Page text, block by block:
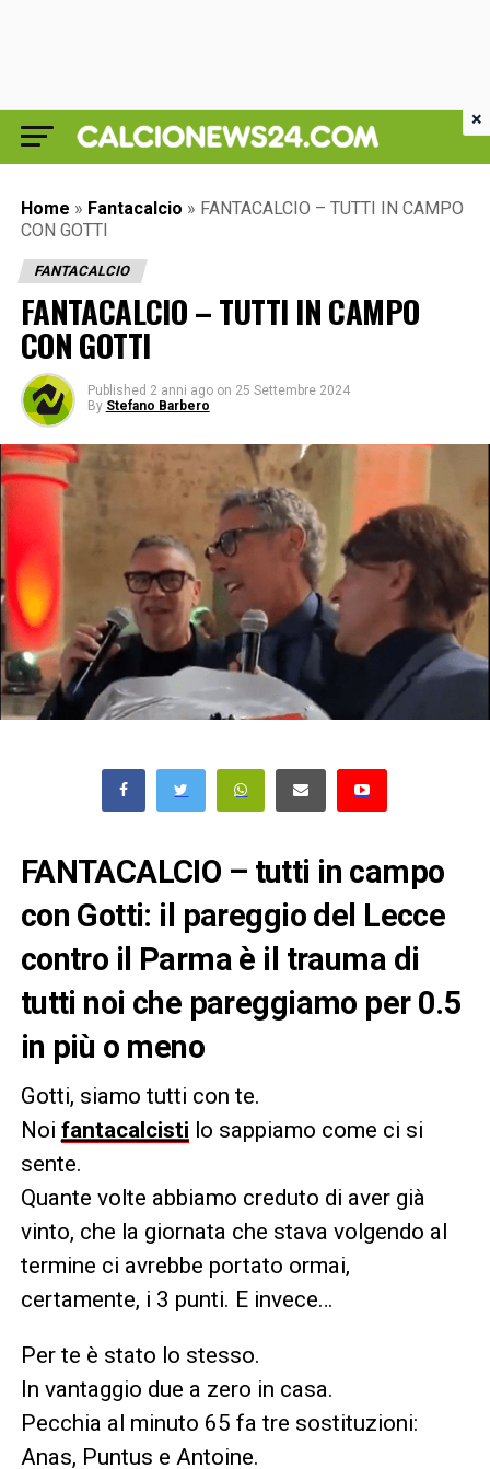
Home » Fantacalcio » FANTACALCIO – TUTTI IN CAMPO
CON GOTTI
FANTACALCIO
FANTACALCIO – TUTTI IN CAMPO
CON GOTTI
Published 2 anni ago on 25 Settembre 2024
By Stefano Barbero
FANTACALCIO – tutti in campo
con Gotti: il pareggio del Lecce
contro il Parma è il trauma di
tutti noi che pareggiamo per 0.5
in più o meno
Gotti, siamo tutti con te.
Noi fantacalcisti lo sappiamo come ci si
sente.
Quante volte abbiamo creduto di aver già
vinto, che la giornata che stava volgendo al
termine ci avrebbe portato ormai,
certamente, i 3 punti. E invece…
Per te è stato lo stesso.
In vantaggio due a zero in casa.
Pecchia al minuto 65 fa tre sostituzioni:
Anas, Puntus e Antoine.
×